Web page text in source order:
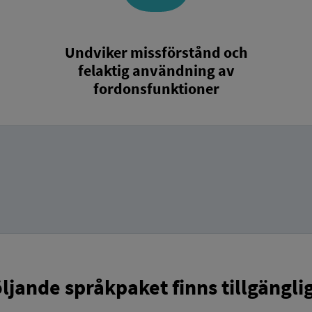
Undviker missförstånd och
felaktig användning av
fordonsfunktioner
språkpaket finns